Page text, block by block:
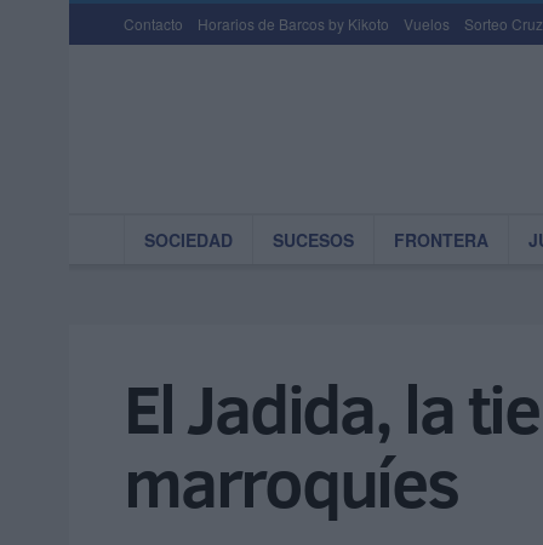
Contacto Horarios de Barcos by Kikoto Vuelos Sorteo
SOCIEDAD SUCESOS FRONTERA
El Jadida, la
marroquíes